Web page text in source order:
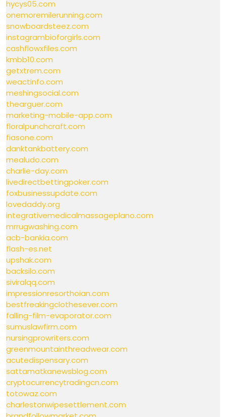
hycys05.com
onemoremilerunning.com
snowboardsteez.com
instagrambioforgirls.com
cashflowxfiles.com
kmbb10.com
getxtrem.com
weactinfo.com
meshingsocial.com
thearguer.com
marketing-mobile-app.com
floralpunchcraft.com
fiasone.com
danktankbattery.com
mealudo.com
charlie-day.com
livedirectbettingpoker.com
foxbusinessupdate.com
lovedaddy.org
integrativemedicalmassageplano.com
mrrugwashing.com
acb-bankia.com
flash-es.net
upshak.com
backsilo.com
siviralqq.com
impressionresorthoian.com
bestfreakingclothesever.com
falling-film-evaporator.com
sumuslawfirm.com
nursingprowriters.com
greenmountainthreadwear.com
acutedispensary.com
sattamatkanewsblog.com
cryptocurrencytradingcn.com
totowaz.com
charlestonwipesettlement.com